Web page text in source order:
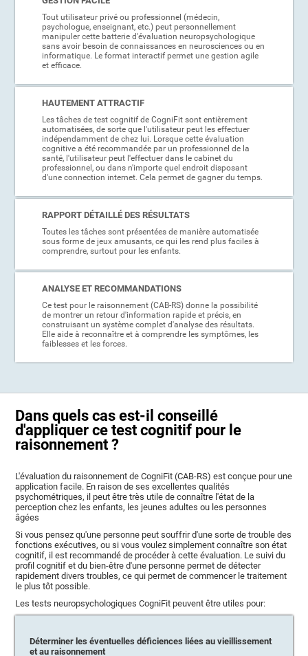
Tout utilisateur privé ou professionnel (médecin,
psychologue, enseignant, etc.) peut personnellement
manipuler cette batterie d'évaluation neuropsychologique
sans avoir besoin de connaissances en neurosciences ou en
informatique. Le format interactif permet une gestion agile
et efficace.
HAUTEMENT ATTRACTIF
Les tâches de test cognitif de CogniFit sont entièrement
automatisées, de sorte que l'utilisateur peut les effectuer
indépendamment de chez lui. Lorsque cette évaluation
cognitive a été recommandée par un professionnel de la
santé, l'utilisateur peut l'effectuer dans le cabinet du
professionnel, ou dans n'importe quel endroit disposant
d'une connection internet. Cela permet de gagner du temps.
RAPPORT DÉTAILLÉ DES RÉSULTATS
Toutes les tâches sont présentées de manière automatisée
sous forme de jeux amusants, ce qui les rend plus faciles à
comprendre, surtout pour les enfants.
ANALYSE ET RECOMMANDATIONS
Ce test pour le raisonnement (CAB-RS) donne la possibilité
de montrer un retour d'information rapide et précis, en
construisant un système complet d'analyse des résultats.
Elle aide à reconnaître et à comprendre les symptômes, les
faiblesses et les forces.
Dans quels cas est-il conseillé
d'appliquer ce test cognitif pour le
raisonnement ?
L'évaluation du raisonnement de CogniFit (CAB-RS) est conçue pour une
application facile. En raison de ses excellentes qualités
psychométriques, il peut être très utile de connaître l'état de la
perception chez les enfants, les jeunes adultes ou les personnes
âgées
Si vous pensez qu'une personne peut souffrir d'une sorte de trouble des
fonctions exécutives, ou si vous voulez simplement connaître son état
cognitif, il est recommandé de procéder à cette évaluation. Le suivi du
profil cognitif et du bien-être d'une personne permet de détecter
rapidement divers troubles, ce qui permet de commencer le traitement
le plus tôt possible.
Les tests neuropsychologiques CogniFit peuvent être utiles pour:
Déterminer les éventuelles déficiences liées au vieillissement
et au raisonnement